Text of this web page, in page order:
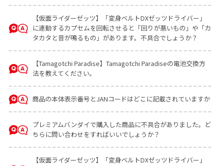
【仮面ライダーゼッツ】「変身ベルトDXゼッツドライバー」
に連動するカプセムを回転させると「回りが悪いもの」や「カ
タカタと音が鳴るもの」があります。不具合でしょうか？
【Tamagotchi Paradise】Tamagotchi Paradiseの電池交換方
法を教えてください。
商品の本体表示番号とJANコードはどこに記載されていますか
プレミアムバンダイで購入した商品に不具合がありました。ど
ちらに問い合わせをすればいいでしょうか？
【仮面ライダーゼッツ】「変身ベルトDXゼッツドライバー」